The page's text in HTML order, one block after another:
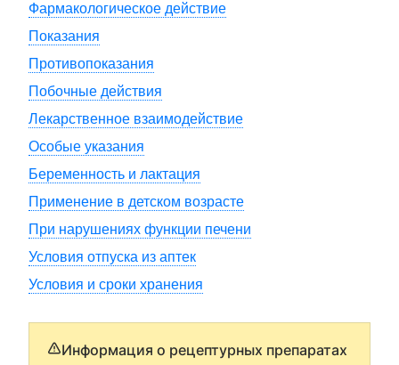
Фармакологическое действие
Показания
Противопоказания
Побочные действия
Лекарственное взаимодействие
Особые указания
Беременность и лактация
Применение в детском возрасте
При нарушениях функции печени
Условия отпуска из аптек
Условия и сроки хранения
Информация о рецептурных препаратах